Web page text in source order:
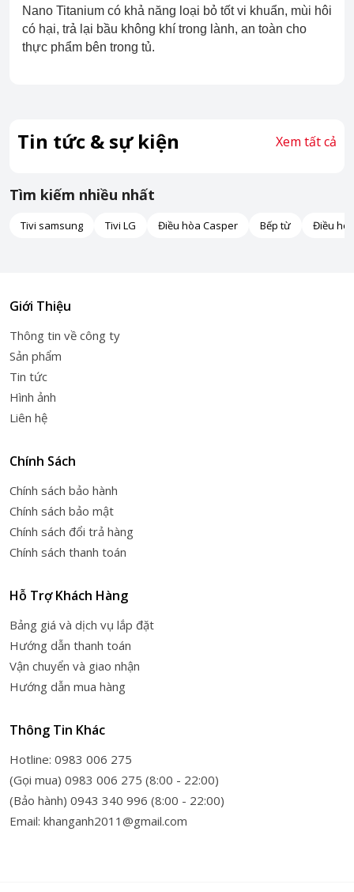
Nano Titanium có khả năng loại bỏ tốt vi khuẩn, mùi hôi
có hại, trả lại bầu không khí trong lành, an toàn cho
thực phẩm bên trong tủ.
Tin tức & sự kiện Xem tất cả
Tìm kiếm nhiều nhất
Tivi samsung Tivi LG Điều hòa Casper Bếp từ Điều
Giới Thiệu
Thông tin về công ty
Sản phẩm
Tin tức
Hình ảnh
Liên hệ
Chính Sách
Chính sách bảo hành
Chính sách bảo mật
Chính sách đổi trả hàng
Chính sách thanh toán
Hỗ Trợ Khách Hàng
Bảng giá và dịch vụ lắp đặt
Hướng dẫn thanh toán
Vận chuyển và giao nhận
Hướng dẫn mua hàng
Thông Tin Khác
Hotline: 0983 006 275
(Gọi mua) 0983 006 275 (8:00 - 22:00)
(Bảo hành) 0943 340 996 (8:00 - 22:00)
Email: khanganh2011@gmail.com